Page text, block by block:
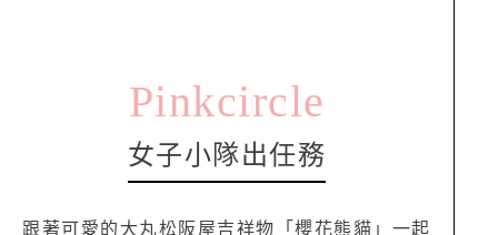
Pinkcircle
女子小隊出任務
跟著可愛的大丸松阪屋吉祥物「櫻花熊貓」一起